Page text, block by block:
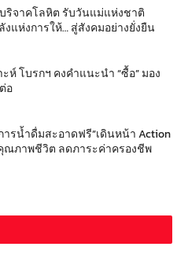
ริจาคโลหิต รับวันแม่แห่งชาติ
งแห่งการให้… สู่สังคมอย่างยั่งยืน
ะห์ โบรกฯ คงคำแนะนำ “ซื้อ” มอง
อ
ารน้ำดื่มสะอาดฟรี”เดินหน้า Action
คุณภาพชีวิต ลดภาระค่าครองชีพ